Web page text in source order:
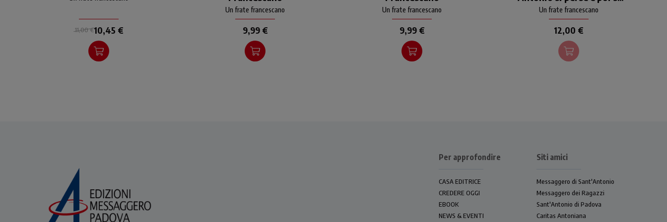
bizzarro per affrontarli... Età
di lettura dai 6 anni.
11,00 €10,45 €
meditazioni e preghiere
lettore
Un frate francescano
9,99 €
meditazioni e preghiere
lettore
Un frate francescano
9,99 €
Racconto di un viaggio:
per incontrare Francesco. La
sua nave naufraga, perde la
memoria e... Cos'è davvero
successo in quel suo
ritrovò
Un frate francescano
12,00 €
Per approfondire
CASA EDITRICE
CREDERE OGGI
EBOOK
NEWS & EVENTI
Siti amici
Messaggero di Sant'Antonio
Messaggero dei Ragazzi
Sant'Antonio di Padova
Caritas Antoniana